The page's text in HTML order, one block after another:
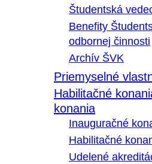
Študentská
Benefity
odbornej činnosti
Archív ŠVK
Priemyselné
Habilitačné
konania
Inauguračné
Habilitačné
Udelené